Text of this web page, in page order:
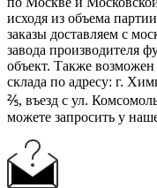
исходя из объема
заказы доставляем с
завода производителя
объект. Также
склада по адресу: г.
⅖, въезд с ул.
можете запросить у